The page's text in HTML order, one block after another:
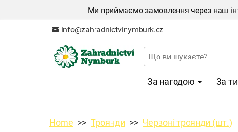
Ми приймаємо замовлення через наш
info@zahradnictvinymburk.cz
За нагодою За
Home Троянди Червоні троянди (шт.)